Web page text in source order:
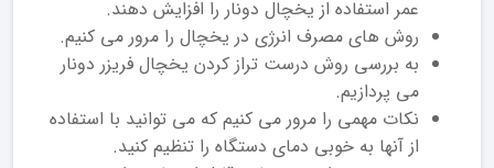
عمر استفاده از یخچال دونار را افزایش دهند.
روش های مصرف انرژی در یخچال را مرور می کنیم.
به بررسی روش درست تراز کردن یخچال فریزر دونار
می پردازیم.
نکات مهمی را مرور می کنیم که می توانید با استفاده
از آنها به خوبی دمای دستگاه را تنظیم کنید.